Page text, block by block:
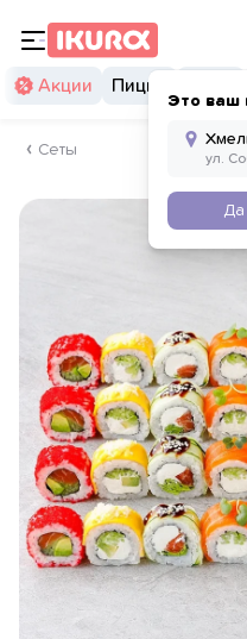
Это ваш
Да
Акции Пицца
Сеты